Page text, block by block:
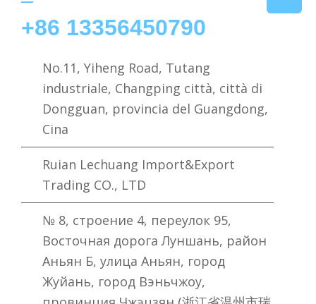
+86 13356450790
No.11, Yiheng Road, Tutang
industriale, Changping città, città di
Dongguan, provincia del Guangdong,
Cina
Ruian Lechuang Import&Export
Trading CO., LTD
№ 8, строение 4, переулок 95,
Восточная дорога Луншань, район
Аньян Б, улица Аньян, город
Жуйань, город Вэньчжоу,